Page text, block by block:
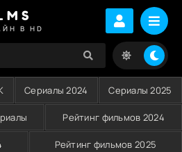
В HD
Сериалы 2024 Сериалы 2025
Рейтинг фильмов 2024
Рейтинг фильмов 2025